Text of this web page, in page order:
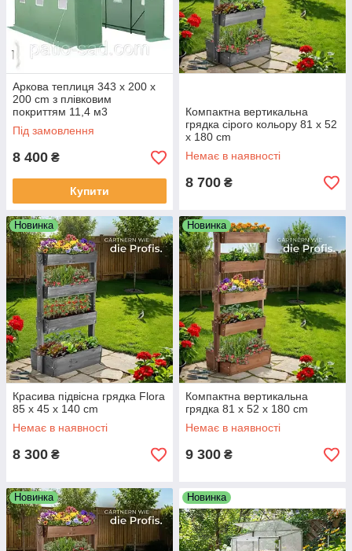
Аркова теплиця 343 x 200 x
200 cm з плівковим
покриттям 11,4 м3
Під замовлення
8 400 ₴
Купити
Компактна вертикальна
грядка сірого кольору 81 x 52
x 180 cm
Немає в наявності
8 700 ₴
Новинка
Красива підвісна грядка Flora
85 x 45 x 140 cm
Немає в наявності
8 300 ₴
Новинка
Компактна вертикальна
грядка 81 x 52 x 180 cm
Немає в наявності
9 300 ₴
Новинка Новинка